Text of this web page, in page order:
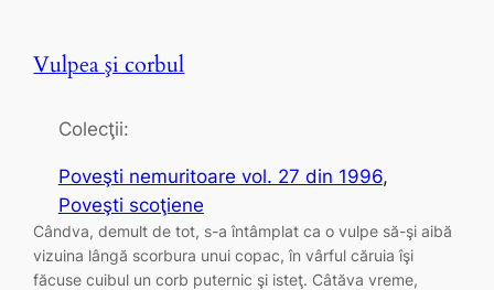
Vulpea şi corbul
Colecţii:
Poveşti nemuritoare vol. 27 din 1996
Poveşti scoţiene
Cândva, demult de tot, s-a întâmplat ca o vulpe să-şi aibă
vizuina lângă scorbura unui copac, în vârful căruia îşi
făcuse cuibul un corb puternic şi isteţ. Câtăva vreme,